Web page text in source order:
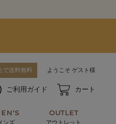
で送料無料 ようこそ ゲスト様
ご利用ガイド カート
ンズ
OUTLET
アウトレット